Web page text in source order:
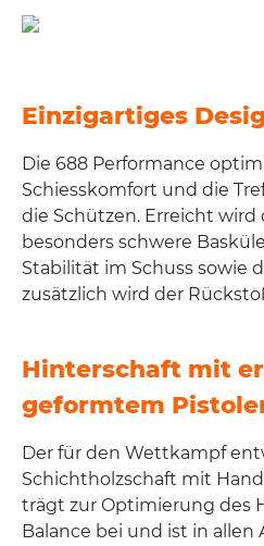
Einzigartiges
Die 688 Performance
Schiesskomfort und die
die Schützen. Erreicht wird
besonders schwere
Stabilität im Schuss sowie
zusätzlich wird der
Hinterschaft mit
geformtem
Der für den Wettkampf
Schichtholzschaft mit
trägt zur Optimierung des
Balance bei und ist in